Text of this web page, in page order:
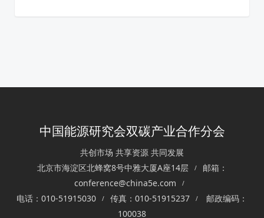
中国能源研究会双碳产业合作分会
共创市场 共享资源 共同发展
北京市海淀区北蜂窝8号中雅大厦A座14层
邮箱：
conference@china5e.com
电话：010-51915030
传真：010-51915237
邮政编码：
100038